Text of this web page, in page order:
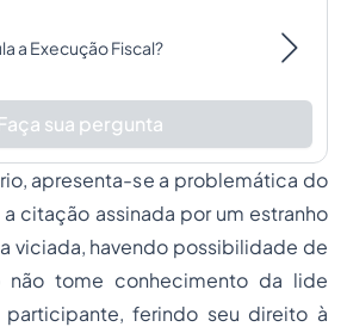
a Execução Fiscal?
sua pergunta
apresenta-se a problemática do
citação assinada por um estranho
viciada, havendo possibilidade de
não tome conhecimento da lide
ferindo seu direito à